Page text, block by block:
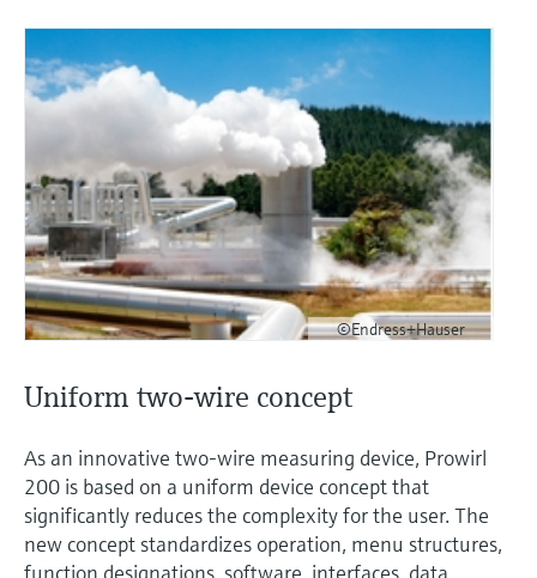
©Endress+Hauser
Uniform two-wire concept
As an innovative two-wire measuring device, Prowirl
200 is based on a uniform device concept that
significantly reduces the complexity for the user. The
new concept standardizes operation, menu structures,